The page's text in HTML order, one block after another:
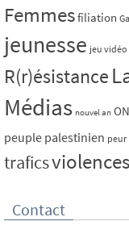
Femmesfiliation
jeunesse jeu vidéo
R(r)ésistance
Médias nouvel an
peuple palestinien peur
traficsviolences
Contact